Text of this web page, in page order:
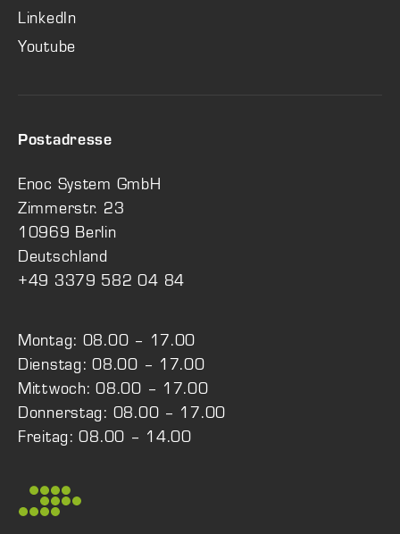
LinkedIn
Youtube
Postadresse
Enoc System GmbH
Zimmerstr. 23
10969 Berlin
Deutschland
+49 3379 582 04 84
Montag: 08.00 – 17.00
Dienstag: 08.00 – 17.00
Mittwoch: 08.00 – 17.00
Donnerstag: 08.00 – 17.00
Freitag: 08.00 – 14.00